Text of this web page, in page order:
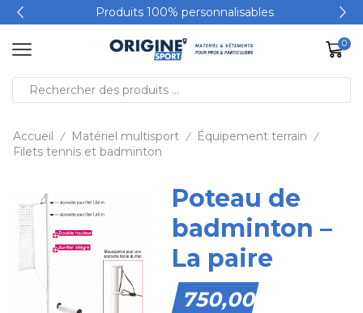
Produits 100% personnalisables
0
Accueil / Matériel multisport / Équipement terrain /
Filets tennis et badminton
Poteau de
badminton –
La paire
750,00€